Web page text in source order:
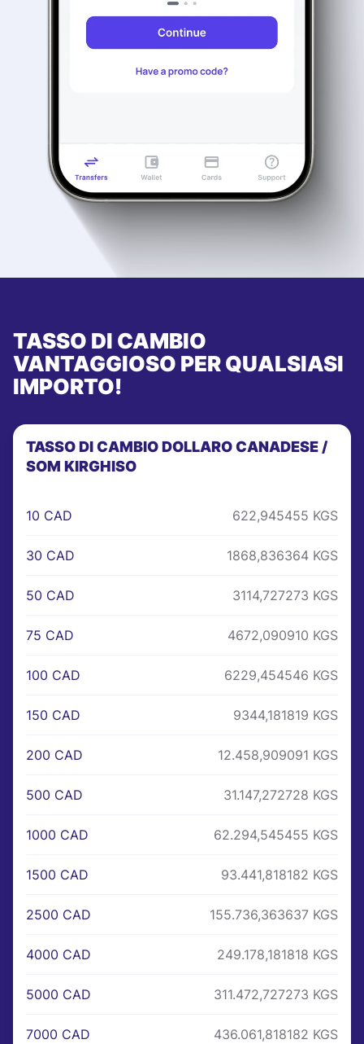
TASSO DI CAMBIO
VANTAGGIOSO PER QUALSIASI
IMPORTO!
TASSO DI CAMBIO DOLLARO CANADESE /
SOM KIRGHISO
10 CAD 622,945455 KGS
30 CAD 1868,836364 KGS
50 CAD 3114,727273 KGS
75 CAD 4672,090910 KGS
100 CAD 6229,454546 KGS
150 CAD 9344,181819 KGS
200 CAD 12.458,909091 KGS
500 CAD 31.147,272728 KGS
1000 CAD 62.294,545455 KGS
1500 CAD 93.441,818182 KGS
2500 CAD 155.736,363637 KGS
4000 CAD 249.178,181818 KGS
5000 CAD 311.472,727273 KGS
7000 CAD 436.061,818182 KGS